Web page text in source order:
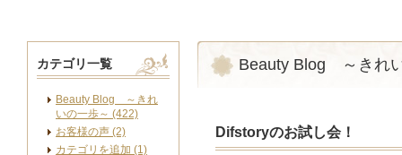
Beauty Blog ～きれ
Difstoryのお試し会！
カテゴリ一覧
Beauty Blog ～きれ
いの一歩～ (422)
お客様の声 (2)
カテゴリを追加 (1)